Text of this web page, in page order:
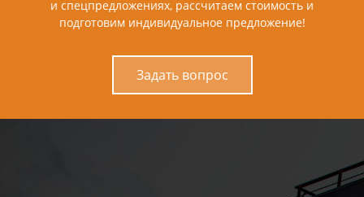
и спецпредложениях, рассчитаем стоимость и
подготовим индивидуальное предложение!
Задать вопрос